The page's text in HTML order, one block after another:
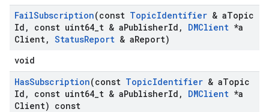
FailSubscription(const TopicIdentifier & aTopic
Id , const uint64 t & aPublisherId , DMClient *a
Client, StatusReport & aReport)
void
HasSubscription(const TopicIdentifier & aTopic
Id , const uint64 t & aPublisherId , DMClient *a
Client) const